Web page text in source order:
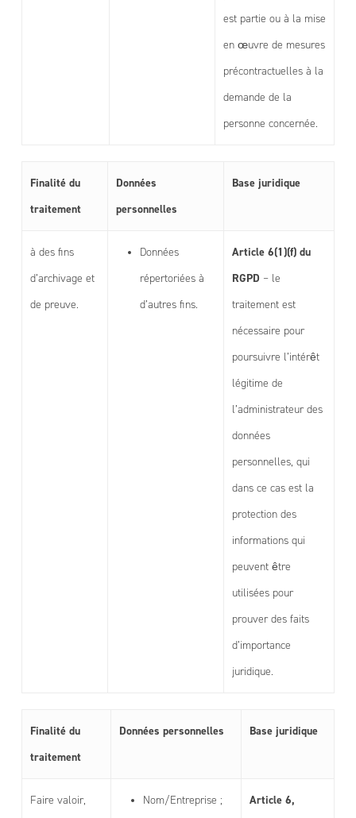
est partie ou à la mise
en œuvre de mesures
précontractuelles à la
demande de la
personne concernée.
Finalité du
traitement
Données
personnelles
Base juridique
à des fins
d’archivage et
de preuve.
Données
répertoriées à
d’autres fins.
Article 6(1)(f) du
RGPD – le
traitement est
nécessaire pour
poursuivre l’intérêt
légitime de
l’administrateur des
données
personnelles, qui
dans ce cas est la
protection des
informations qui
peuvent être
utilisées pour
prouver des faits
d’importance
juridique.
Finalité du
traitement
Données personnelles Base juridique
Faire valoir,
Nom/Entreprise ;
Article 6,